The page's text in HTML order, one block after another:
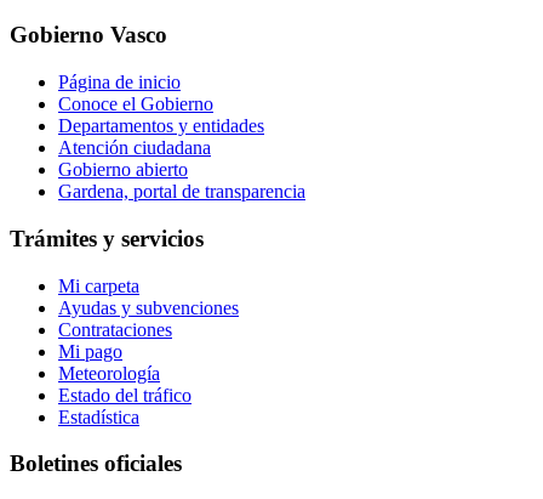
Gobierno Vasco
Página de inicio
Conoce el Gobierno
Departamentos y entidades
Atención ciudadana
Gobierno abierto
Gardena, portal de transparencia
Trámites y servicios
Mi carpeta
Ayudas y subvenciones
Contrataciones
Mi pago
Meteorología
Estado del tráfico
Estadística
Boletines oficiales